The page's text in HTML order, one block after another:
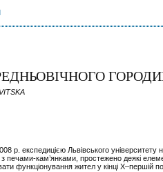
р. експедицією Львівського
кам’янками, простежено деякі
функціонування жител у кінці Х–першій